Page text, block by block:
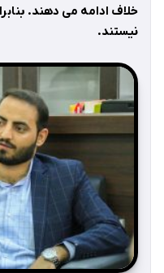
خلاف ادامه می دهند.
نیستند.